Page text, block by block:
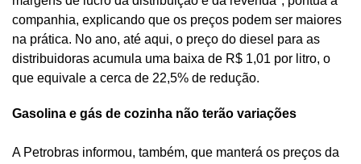
companhia, explicando que os preços podem ser maiores
na prática. No ano, até aqui, o preço do diesel para as
distribuidoras acumula uma baixa de R$ 1,01 por litro, o
que equivale a cerca de 22,5% de redução.
Gasolina e gás de cozinha não terão variações
A Petrobras informou, também, que manterá os preços da